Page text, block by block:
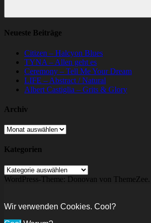
Suchen
Neueste Beiträge
Citizen – Halcyon Blues
TYNA – Allen geht es
Ceremony – Tell Me Your Dream
LIFE – Abstract / Natural
Albert Castiglia – Grits & Glory
Archiv
Archiv
Kategorien
Kategorien
WordPress-Theme: Donovan von ThemeZee.
Wir verwenden Cookies. Cool?